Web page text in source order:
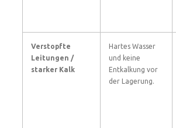
Verstopfte
Leitungen /
starker Kalk
Hartes Wasser
und keine
Entkalkung vor
der Lagerung.